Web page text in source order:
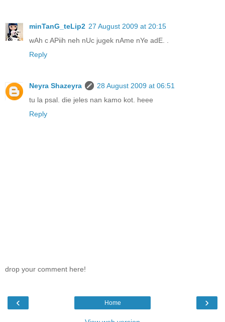
minTanG_teLip2 27 August 2009 at 20:15
wAh c APiih neh nUc jugek nAme nYe adE. .
Reply
Neyra Shazeyra
28 August 2009 at 06:51
tu la psal. die jeles nan kamo kot. heee
Reply
drop your comment here!
‹ ›
Home